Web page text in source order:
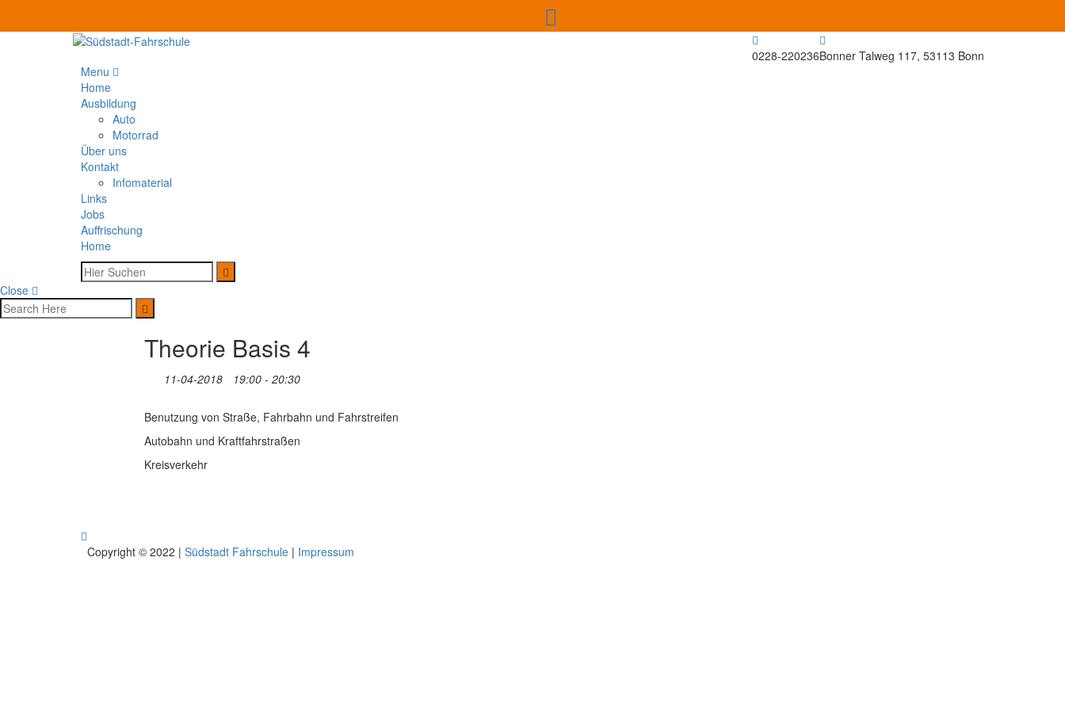
Bonner Talweg 117, 53113 Bonn
0228-220236
Menu
Home
Ausbildung
Auto
Motorrad
Über uns
Kontakt
Infomaterial
Links
Jobs
Auffrischung
Home
Close
Theorie Basis 4
11-04-2018 19:00 - 20:30
Benutzung von Straße, Fahrbahn und Fahrstreifen
Autobahn und Kraftfahrstraßen
Kreisverkehr
Copyright © 2022 | Südstadt Fahrschule | Impressum